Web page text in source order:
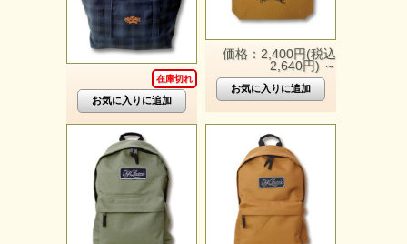
在庫切れ
価格：2,400円(税込
2,640円) ～